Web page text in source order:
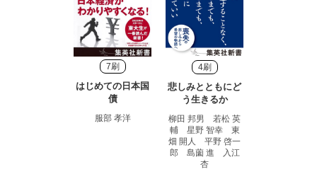
7刷
はじめての日本国
債
服部 孝洋
4刷
悲しみとともにど
う生きるか
柳田 邦男 若松 英
輔 星野 智幸 東
畑 開人 平野 啓一
郎 島薗 進 入江
杏